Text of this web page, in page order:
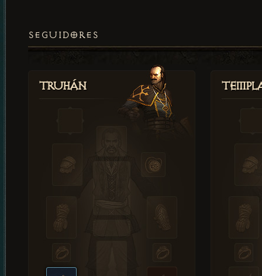
SEGUIDORES
Truhán